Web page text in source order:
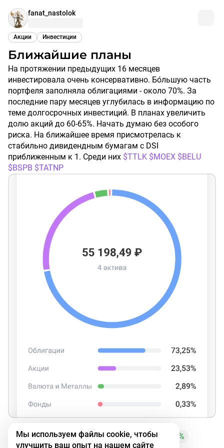
fanat_nastolok
Акции Инвестиции
Ближайшие планы
На протяжении предыдущих 16 месяцев
инвестировала очень консервативно. Бо́льшую часть
портфеля заполняла облигациями - около 70%. За
последние пару месяцев углубилась в информацию по
теме долгосрочных инвестиций. В планах увеличить
долю акций до 60-65%. Начать думаю без особого
риска. На ближайшее время присмотрелась к
стабильно дивидендным бумагам с DSI
приближенным к 1. Среди них $TTLK $MOEX $BELU
$BSPB $TATNP
TATNP+1,13% BSPB+0,70% BELU
+2,72%
Мы используем файлы cookie, чтобы
улучшить ваш опыт на нашем сайте